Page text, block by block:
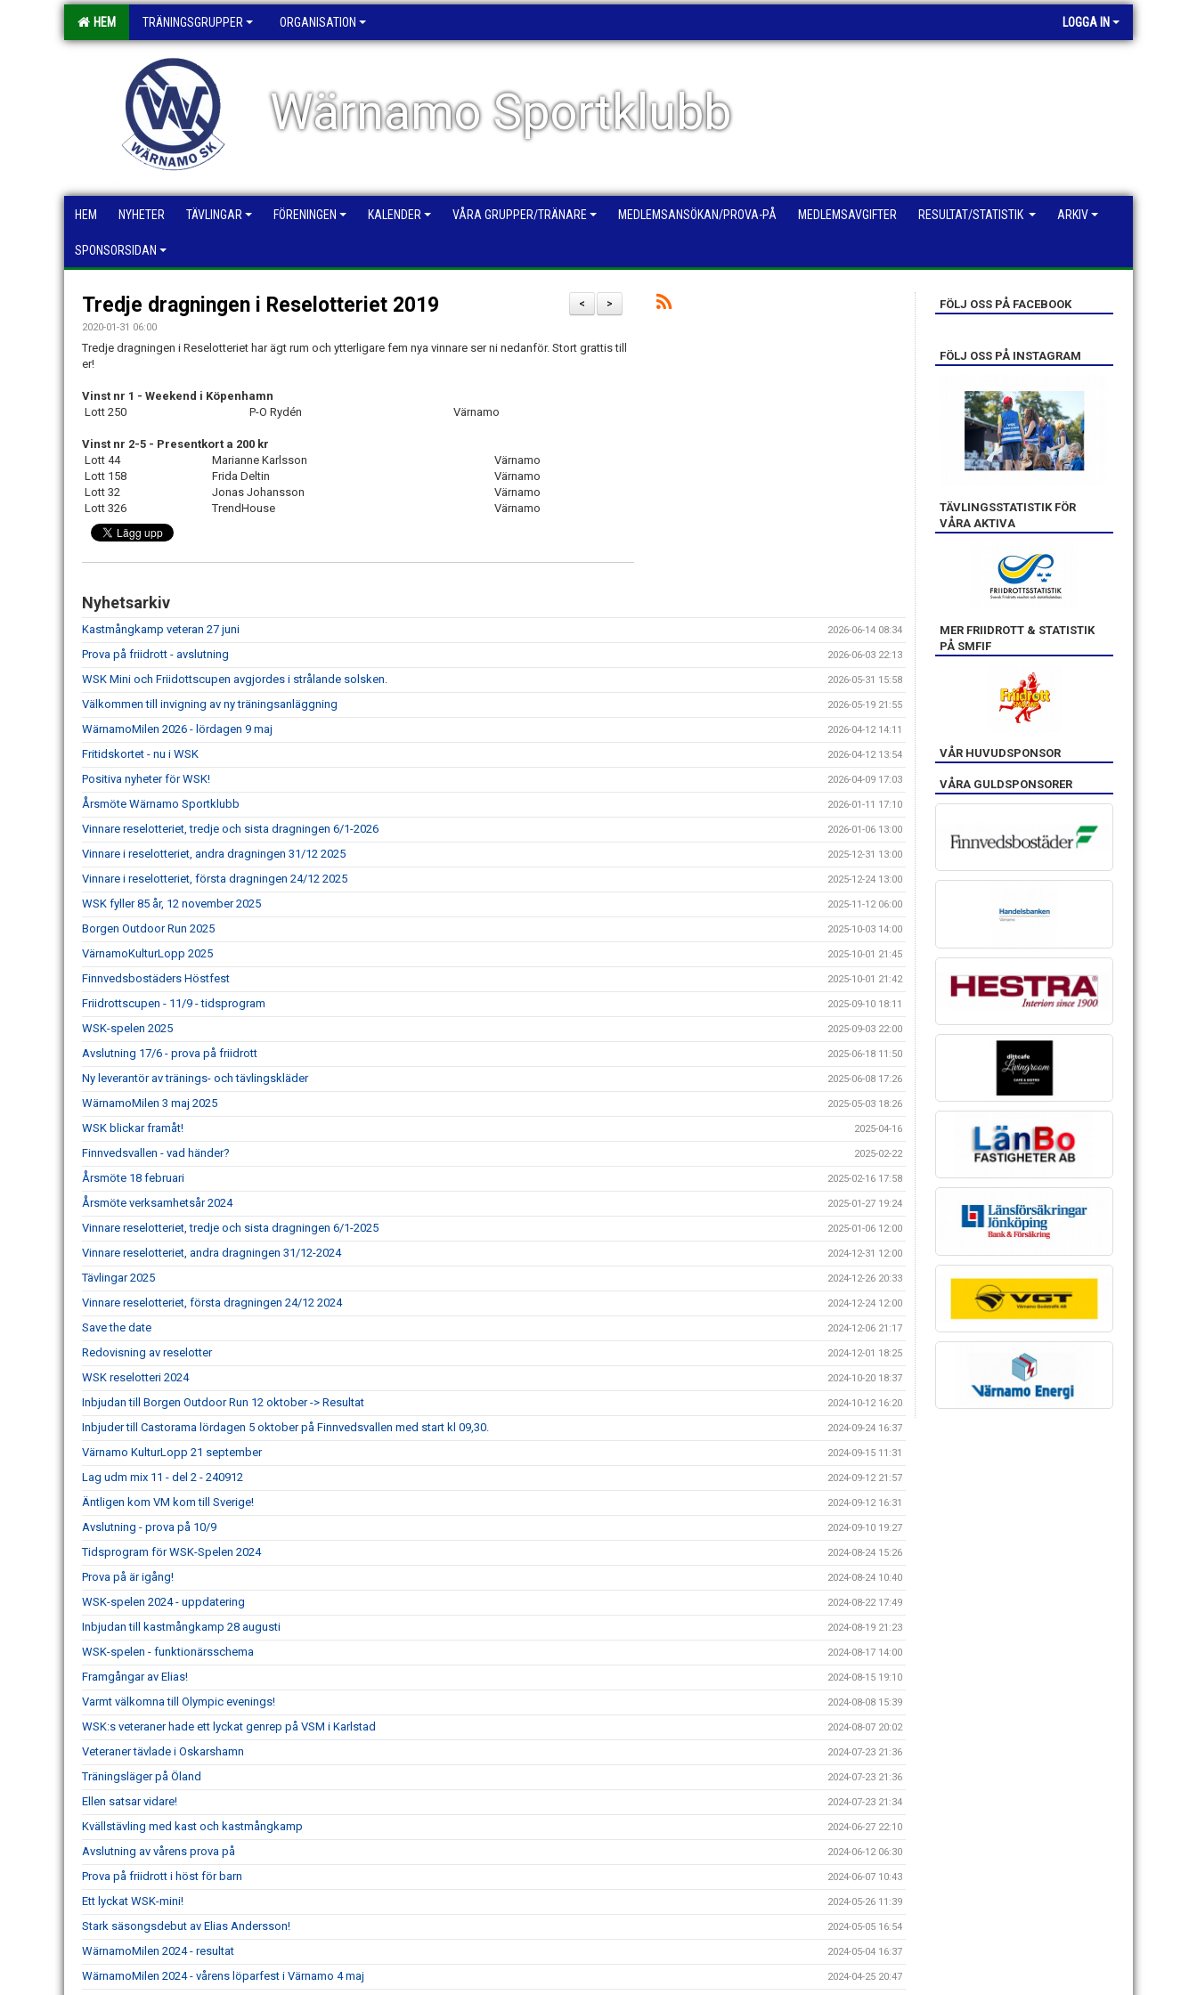
HEM TRÄNINGSGRUPPER ORGANISATION LOGGA IN
Wärnamo Sportklubb
HEM NYHETER TÄVLINGAR FÖRENINGEN KALENDER VÅRA GRUPPER/TRÄNARE MEDLEMSANSÖKAN/PROVA-PÅ MEDLEMSAVGIFTER RESULTAT/STATISTIK ARKIV
SPONSORSIDAN
>
<
Tredje dragningen i Reselotteriet 2019
2020-01-31 06:00
Tredje dragningen i Reselotteriet har ägt rum och ytterligare fem nya vinnare ser ni nedanför. Stort grattis till
er!
Vinst nr 1 - Weekend i Köpenhamn
Lott 250
P-O Rydén Värnamo
Vinst nr 2-5 - Presentkort a 200 kr
Lott 44
Marianne Karlsson
Värnamo
Lott 158
Frida Deltin
Värnamo
Lott 32
Jonas Johansson
Värnamo
Lott 326
TrendHouse Värnamo
Nyhetsarkiv
Kastmångkamp veteran 27 juni 2026-06-14 08:34
Prova på friidrott - avslutning 2026-06-03 22:13
WSK Mini och Friidottscupen avgjordes i strålande solsken. 2026-05-31 15:58
Välkommen till invigning av ny träningsanläggning 2026-05-19 21:55
WärnamoMilen 2026 - lördagen 9 maj 2026-04-12 14:11
Fritidskortet - nu i WSK 2026-04-12 13:54
Positiva nyheter för WSK! 2026-04-09 17:03
Årsmöte Wärnamo Sportklubb 2026-01-11 17:10
Vinnare reselotteriet, tredje och sista dragningen 6/1-2026 2026-01-06 13:00
Vinnare i reselotteriet, andra dragningen 31/12 2025 2025-12-31 13:00
Vinnare i reselotteriet, första dragningen 24/12 2025 2025-12-24 13:00
WSK fyller 85 år, 12 november 2025 2025-11-12 06:00
Borgen Outdoor Run 2025 2025-10-03 14:00
VärnamoKulturLopp 2025 2025-10-01 21:45
Finnvedsbostäders Höstfest 2025-10-01 21:42
Friidrottscupen - 11/9 - tidsprogram 2025-09-10 18:11
WSK-spelen 2025 2025-09-03 22:00
Avslutning 17/6 - prova på friidrott 2025-06-18 11:50
Ny leverantör av tränings- och tävlingskläder 2025-06-08 17:26
WärnamoMilen 3 maj 2025 2025-05-03 18:26
WSK blickar framåt! 2025-04-16
Finnvedsvallen - vad händer? 2025-02-22
Årsmöte 18 februari 2025-02-16 17:58
Årsmöte verksamhetsår 2024 2025-01-27 19:24
Vinnare reselotteriet, tredje och sista dragningen 6/1-2025 2025-01-06 12:00
Vinnare reselotteriet, andra dragningen 31/12-2024 2024-12-31 12:00
Tävlingar 2025 2024-12-26 20:33
Vinnare reselotteriet, första dragningen 24/12 2024 2024-12-24 12:00
Save the date 2024-12-06 21:17
Redovisning av reselotter 2024-12-01 18:25
WSK reselotteri 2024 2024-10-20 18:37
Inbjudan till Borgen Outdoor Run 12 oktober -> Resultat 2024-10-12 16:20
Inbjuder till Castorama lördagen 5 oktober på Finnvedsvallen med start kl 09,30. 2024-09-24 16:37
Värnamo KulturLopp 21 september 2024-09-15 11:31
Lag udm mix 11 - del 2 - 240912 2024-09-12 21:57
Äntligen kom VM kom till Sverige! 2024-09-12 16:31
Avslutning - prova på 10/9 2024-09-10 19:27
Tidsprogram för WSK-Spelen 2024 2024-08-24 15:26
Prova på är igång! 2024-08-24 10:40
WSK-spelen 2024 - uppdatering 2024-08-22 17:49
Inbjudan till kastmångkamp 28 augusti 2024-08-19 21:23
WSK-spelen - funktionärsschema 2024-08-17 14:00
Framgångar av Elias! 2024-08-15 19:10
Varmt välkomna till Olympic evenings! 2024-08-08 15:39
WSK:s veteraner hade ett lyckat genrep på VSM i Karlstad 2024-08-07 20:02
Veteraner tävlade i Oskarshamn 2024-07-23 21:36
Träningsläger på Öland 2024-07-23 21:36
Ellen satsar vidare! 2024-07-23 21:34
Kvällstävling med kast och kastmångkamp 2024-06-27 22:10
Avslutning av vårens prova på 2024-06-12 06:30
Prova på friidrott i höst för barn 2024-06-07 10:43
Ett lyckat WSK-mini! 2024-05-26 11:39
Stark säsongsdebut av Elias Andersson! 2024-05-05 16:54
WärnamoMilen 2024 - resultat 2024-05-04 16:37
WärnamoMilen 2024 - vårens löparfest i Värnamo 4 maj 2024-04-25 20:47
FÖLJ OSS PÅ FACEBOOK
FÖLJ OSS PÅ INSTAGRAM
TÄVLINGSSTATISTIK FÖR
VÅRA AKTIVA
MER FRIIDROTT & STATISTIK
PÅ SMFIF
VÅR HUVUDSPONSOR
VÅRA GULDSPONSORER